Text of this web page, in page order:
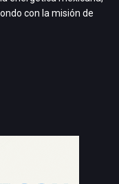
con la misión de